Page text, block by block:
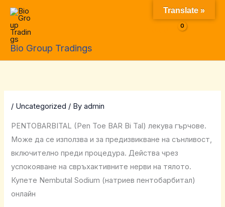
Skip
content
Bio Group Tradings
/ Uncategorized / Byadmin
PENTOBARBITAL (Pen Toe BAR Bi Tal) лекува гърчове.
Може да се използва и за предизвикване на сънливост,
включително преди процедура. Действа чрез
успокояване на свръхактивните нерви на тялото.
Купете Nembutal Sodium (натриев пентобарбитал)
онлайн
Translate »